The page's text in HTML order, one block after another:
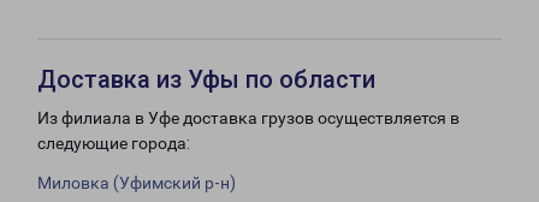
Доставка из Уфы по области
Из филиала в Уфе доставка грузов осуществляется в
следующие города:
Миловка (Уфимский р-н)